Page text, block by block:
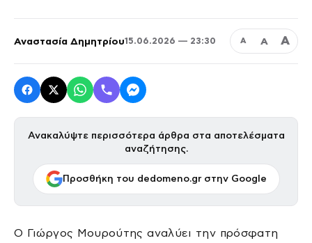
Αναστασία Δημητρίου15.06.2026 — 23:30 Α Α Α
Ανακαλύψτε περισσότερα άρθρα στα αποτελέσματα
αναζήτησης.
Προσθήκη του dedomeno.gr στην Google
Ο Γιώργος Μουρούτης αναλύει την πρόσφατη